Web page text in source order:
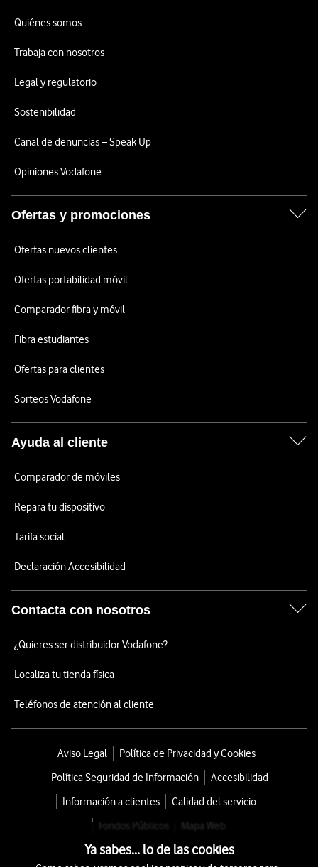
Quiénes somos
Trabaja con nosotros
Legal y regulatorio
Sostenibilidad
Canal de denuncias – Speak Up
Opiniones Vodafone
Ofertas y promociones
Ofertas nuevos clientes
Ofertas portabilidad móvil
Comparador fibra y móvil
Fibra estudiantes
Ofertas para clientes
Sorteos Vodafone
Ayuda al cliente
Comparador de móviles
Repara tu dispositivo
Tarifa social
Declaración Accesibilidad
Contacta con nosotros
¿Quieres ser distribuidor Vodafone?
Localiza tu tienda física
Teléfonos de atención al cliente
Aviso Legal
Política de Privacidad y Cookies
Política Seguridad de Información
Accesibilidad
Información a clientes
Calidad del servicio
Fondos Públicos
Mapa Web
Ya sabes... lo de las cookies